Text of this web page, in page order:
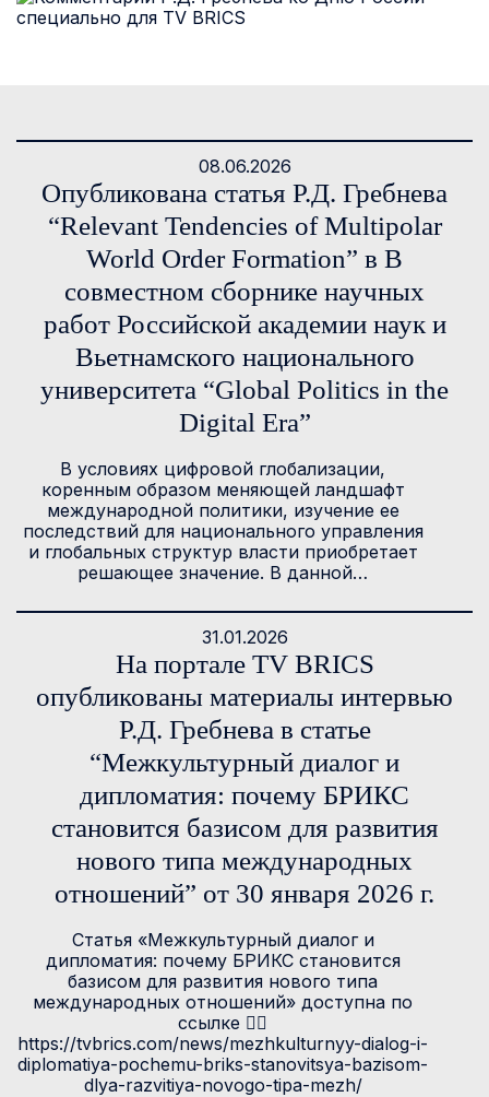
08.06.2026
Опубликована статья Р.Д. Гребнева
“Relevant Tendencies of Multipolar
World Order Formation” в В
совместном сборнике научных
работ Российской академии наук и
Вьетнамского национального
университета “Global Politics in the
Digital Era”
В условиях цифровой глобализации,
коренным образом меняющей ландшафт
международной политики, изучение ее
последствий для национального управления
и глобальных структур власти приобретает
решающее значение. В данной…
31.01.2026
На портале TV BRICS
опубликованы материалы интервью
Р.Д. Гребнева в статье
“Межкультурный диалог и
дипломатия: почему БРИКС
становится базисом для развития
нового типа международных
отношений” от 30 января 2026 г.
Статья «Межкультурный диалог и
дипломатия: почему БРИКС становится
базисом для развития нового типа
международных отношений» доступна по
ссылке 👉🏻
https://tvbrics.com/news/mezhkulturnyy-dialog-i-
diplomatiya-pochemu-briks-stanovitsya-bazisom-
dlya-razvitiya-novogo-tipa-mezh/